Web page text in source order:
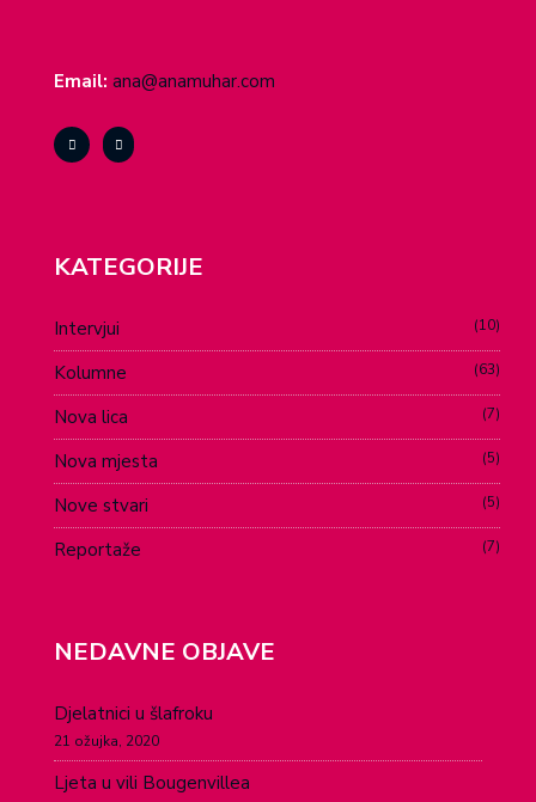
Email: ana@anamuhar.com
KATEGORIJE
Intervjui 10
Kolumne 63
Nova lica 7
Nova mjesta 5
Nove stvari 5
Reportaže 7
NEDAVNE OBJAVE
Djelatnici u šlafroku
21 ožujka, 2020
Ljeta u vili Bougenvillea